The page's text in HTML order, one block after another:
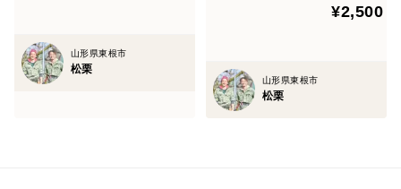
山形県東根市
松栗
¥2,500
山形県東根市
松栗